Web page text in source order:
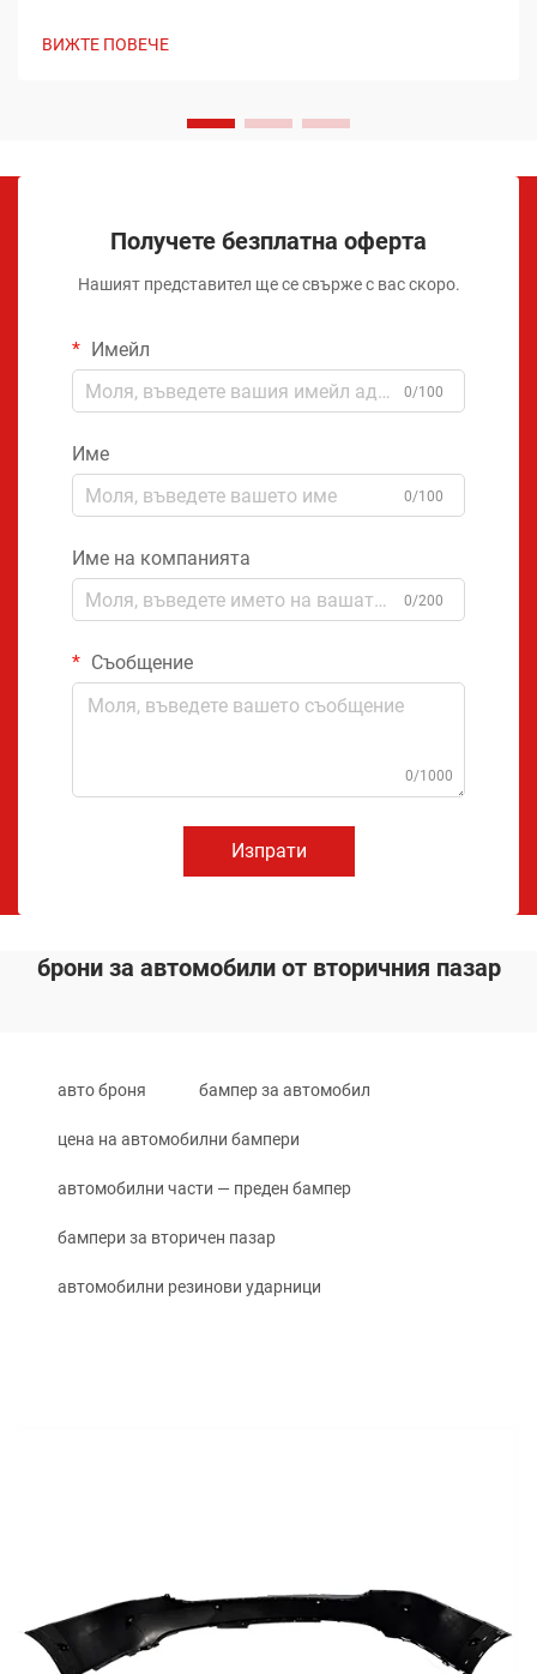
ВИЖТЕ ПОВЕЧЕ
Получете безплатна оферта
Нашият представител ще се свърже с вас скоро.
Имейл
0/100
Име
0/100
Име на компанията
0/200
Съобщение
0/1000
Изпрати
брони за автомобили от вторичния пазар
авто броня бампер за автомобил
цена на автомобилни бампери
автомобилни части — преден бампер
бампери за вторичен пазар
автомобилни резинови ударници